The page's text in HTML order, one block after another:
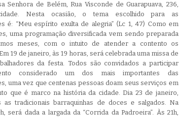
Senhora de Belém, Rua Visconde de Guarapuava, 236,
Nesta ocasião, o tema escolhido para as
é: “Meu espírito exulta de alegria” (Lc 1, 47) Como em
uma programação diversificada vem sendo preparada
meses, com o intuito de atender a contento os
19 de janeiro, às 19 horas, será celebrada uma missa de
da festa. Todos são convidados a participar
considerado um dos mais importantes das
uma vez que centenas pessoas doam seus serviços em
que é marco na história da cidade. Dia 23 de janeiro,
as tradicionais barraquinhas de doces e salgados. Na
será dada a largada da “Corrida da Padroeira”. Às 21h,